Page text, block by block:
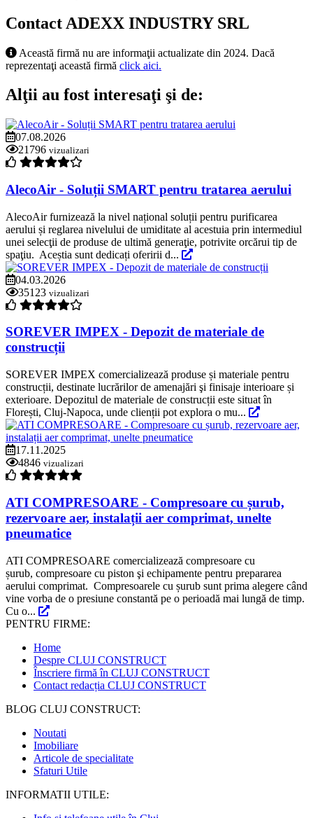
Contact ADEXX INDUSTRY SRL
Această firmă nu are informaţii actualizate din 2024. Dacă
reprezentaţi această firmă click aici.
Alţii au fost interesaţi şi de:
07.08.2026
21796 vizualizari
AlecoAir - Soluții SMART pentru tratarea aerului
AlecoAir furnizează la nivel național soluții pentru purificarea
aerului și reglarea nivelului de umiditate al acestuia prin intermediul
unei selecţii de produse de ultimă generaţie, potrivite orcărui tip de
spaţiu. Aceștia sunt dedicați oferirii d...
04.03.2026
35123 vizualizari
SOREVER IMPEX - Depozit de materiale de
construcții
SOREVER IMPEX comercializează produse și materiale pentru
construcții, destinate lucrărilor de amenajări şi finisaje interioare și
exterioare. Depozitul de materiale de construcții este situat în
Florești, Cluj-Napoca, unde clienții pot explora o mu...
17.11.2025
4846 vizualizari
ATI COMPRESOARE - Compresoare cu șurub,
rezervoare aer, instalații aer comprimat, unelte
pneumatice
ATI COMPRESOARE comercializează compresoare cu
șurub, compresoare cu piston şi echipamente pentru prepararea
aerului comprimat. Compresoarele cu șurub sunt prima alegere când
vine vorba de o presiune constantă pe o perioadă mai lungă de timp.
Cu o...
PENTRU FIRME:
Home
Despre CLUJ CONSTRUCT
Înscriere firmă în CLUJ CONSTRUCT
Contact redacția CLUJ CONSTRUCT
BLOG CLUJ CONSTRUCT:
Noutati
Imobiliare
Articole de specialitate
Sfaturi Utile
INFORMATII UTILE: